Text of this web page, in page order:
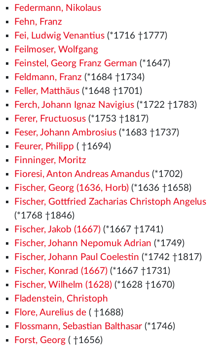
Federmann, Nikolaus
Fehn, Franz
Fei, Ludwig Venantius(*1716 †1777)
Feilmoser, Wolfgang
Feinstel, Georg Franz German (*1647)
Feldmann, Franz (*1684 †1734)
Feller, Matthäus(*1648 †1701)
Ferch, Johann Ignaz Navigius(*1722 †1783)
Ferer, Fructuosus(*1753 †1817)
Feser, Johann Ambrosius(*1683 †1737)
Feurer, Philipp ( †1694)
Finninger, Moritz
Fioresi, Anton Andreas Amandus(*1702)
Fischer, Georg (1636, Horb)(*1636 †1658)
Fischer, Gottfried Zacharias Christoph Angelus
(*1768 †1846)
Fischer, Jakob (1667)(*1667 †1741)
Fischer, Johann Nepomuk Adrian (*1749)
Fischer, Johann Paul Coelestin (*1742 †1817)
Fischer, Konrad (1667)(*1667 †1731)
Fischer, Wilhelm (1628)(*1628 †1670)
Fladenstein, Christoph
Flore, Aurelius de( †1688)
Flossmann, Sebastian Balthasar(*1746)
Forst, Georg( †1656)